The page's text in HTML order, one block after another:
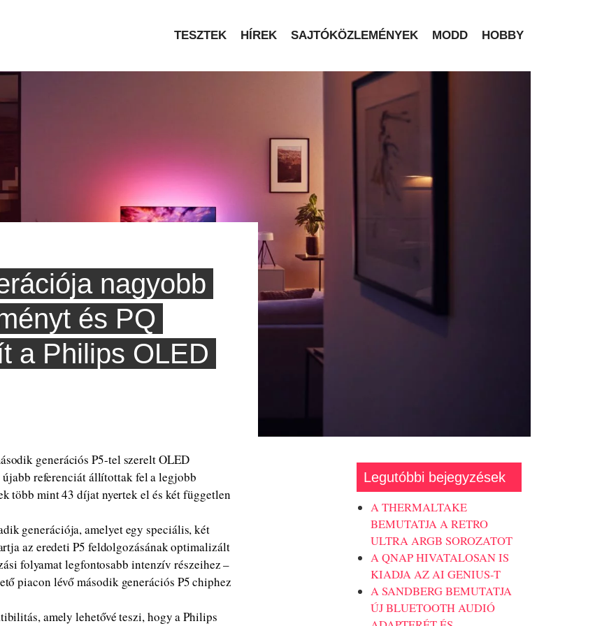
TESZTEK HÍREK SAJTÓKÖZLEMÉNYEK MODD HOBBY
nagyobb
és PQ
a Philips OLED
generációs P5-tel szerelt OLED
referenciát állítottak fel a legjobb
több mint 43 díjat nyertek el és két független
generációja, amelyet egy speciális, két
az eredeti P5 feldolgozásának optimalizált
folyamat legfontosabb intenzív részeihez –
piacon lévő második generációs P5 chiphez
amely lehetővé teszi, hogy a Philips
Legutóbbi bejegyzések
A THERMALTAKE
BEMUTATJA A RETRO
ULTRA ARGB SOROZATOT
A QNAP HIVATALOSAN IS
KIADJA AZ AI GENIUS-T
A SANDBERG BEMUTATJA
ÚJ BLUETOOTH AUDIÓ